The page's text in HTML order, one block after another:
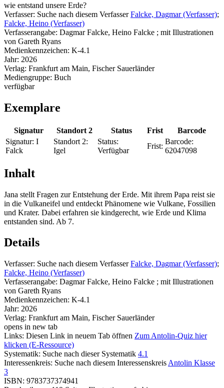
wie entstand unsere Erde?
Verfasser: Suche nach diesem Verfasser Falcke, Dagmar (Verfasser);
Falcke, Heino (Verfasser)
Verfasserangabe: Dagmar Falcke, Heino Falcke ; mit Illustrationen
von Gareth Ryans
Medienkennzeichen: K-4.1
Jahr: 2026
Verlag: Frankfurt am Main, Fischer Sauerländer
Mediengruppe: Buch
verfügbar
Exemplare
Signatur Standort 2 Status Frist
Barcode
Signatur: I
Falck
Standort 2:
Igel
Status:
Verfügbar
Frist:
Barcode:
62047098
Inhalt
Jana stellt Fragen zur Entstehung der Erde. Mit ihrem Papa reist sie
in die Vulkaneifel und entdeckt Phänomene wie Vulkane, Fossilien
und Krater. Dabei erfahren sie kindgerecht, wie Erde und Klima
entstanden sind. Ab 7.
Details
Verfasser: Suche nach diesem Verfasser Falcke, Dagmar (Verfasser);
Falcke, Heino (Verfasser)
Verfasserangabe: Dagmar Falcke, Heino Falcke ; mit Illustrationen
von Gareth Ryans
Medienkennzeichen: K-4.1
Jahr: 2026
Verlag: Frankfurt am Main, Fischer Sauerländer
opens in new tab
Links: Diesen Link in neuem Tab öffnen Zum Antolin-Quiz hier
klicken (E-Ressource)
Systematik: Suche nach dieser Systematik 4.1
Interessenkreis: Suche nach diesem Interessenskreis Antolin Klasse
3
ISBN: 9783737374941